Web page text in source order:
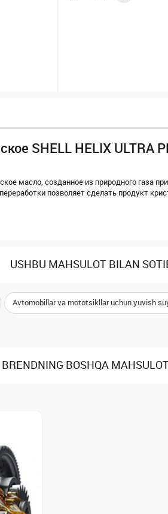
SHELL HELIX ULTRA
масло, созданное из природного газа
позволяет сделать продукт
USHBU MAHSULOT BILAN
Avtomobillar va mototsikllar uchun yuvish
BRENDNING BOSHQA